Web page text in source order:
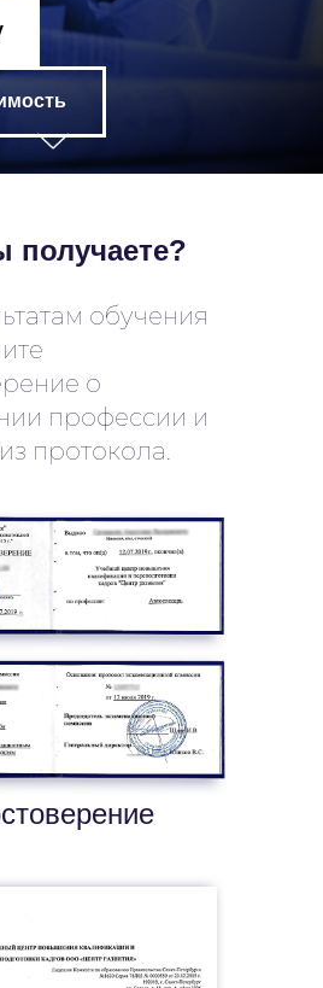
получаете?
обучения
о
профессии и
протокола.